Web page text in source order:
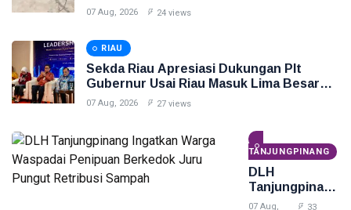
07 Aug, 2026 24 views
RIAU
Sekda Riau Apresiasi Dukungan Plt
Gubernur Usai Riau Masuk Lima Besar
ADLG Awards 2026
07 Aug, 2026 27 views
TANJUNGPINANG
DLH
Tanjungpinang
Ingatkan
07 Aug,
33